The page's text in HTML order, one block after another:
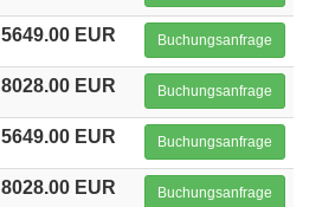
5649.00 EUR Buchungsanfrage
8028.00 EUR Buchungsanfrage
5649.00 EUR Buchungsanfrage
8028.00 EUR Buchungsanfrage